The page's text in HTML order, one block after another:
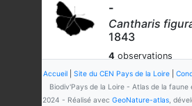
-
Cantharis
1843
4 observations
Dernière
-
Accueil Site du CEN Pays de la Loire
Biodiv'Pays de la Loire - Atlas de la faune
2024 - Réalisé avec GeoNature-atlas,